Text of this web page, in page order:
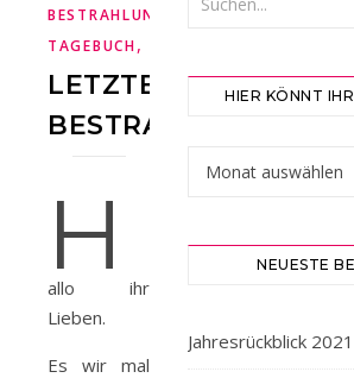
BESTRAHLUNGEN ,BLOGGEN
TAGEBUCH,
LETZTE
BESTRAHLUNG…
H
allo ihr
Lieben.
Es wir mal
HIER KÖNNT
Hier könnt ihr
NEUESTE
Jahresrückblick 2021